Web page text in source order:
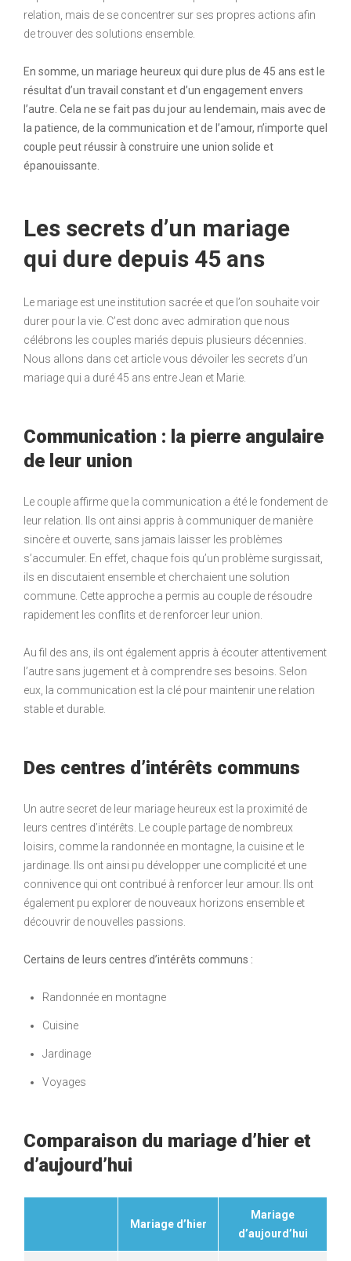
relation, mais de se concentrer sur ses propres actions afin
de trouver des solutions ensemble.
En somme, un mariage heureux qui dure plus de 45 ans est le
résultat d’un travail constant et d’un engagement envers
l’autre. Cela ne se fait pas du jour au lendemain, mais avec de
la patience, de la communication et de l’amour, n’importe quel
couple peut réussir à construire une union solide et
épanouissante.
Les secrets d’un mariage
qui dure depuis 45 ans
Le mariage est une institution sacrée et que l’on souhaite voir
durer pour la vie. C’est donc avec admiration que nous
célébrons les couples mariés depuis plusieurs décennies.
Nous allons dans cet article vous dévoiler les secrets d’un
mariage qui a duré 45 ans entre Jean et Marie.
Communication : la pierre angulaire
de leur union
Le couple affirme que la communication a été le fondement de
leur relation. Ils ont ainsi appris à communiquer de manière
sincère et ouverte, sans jamais laisser les problèmes
s’accumuler. En effet, chaque fois qu’un problème surgissait,
ils en discutaient ensemble et cherchaient une solution
commune. Cette approche a permis au couple de résoudre
rapidement les conflits et de renforcer leur union.
Au fil des ans, ils ont également appris à écouter attentivement
l’autre sans jugement et à comprendre ses besoins. Selon
eux, la communication est la clé pour maintenir une relation
stable et durable.
Des centres d’intérêts communs
Un autre secret de leur mariage heureux est la proximité de
leurs centres d’intérêts. Le couple partage de nombreux
loisirs, comme la randonnée en montagne, la cuisine et le
jardinage. Ils ont ainsi pu développer une complicité et une
connivence qui ont contribué à renforcer leur amour. Ils ont
également pu explorer de nouveaux horizons ensemble et
découvrir de nouvelles passions.
Certains de leurs centres d’intérêts communs :
Randonnée en montagne
Cuisine
Jardinage
Voyages
Comparaison du mariage d’hier et
d’aujourd’hui
Mariage d’hier
Mariage
d’aujourd’hui